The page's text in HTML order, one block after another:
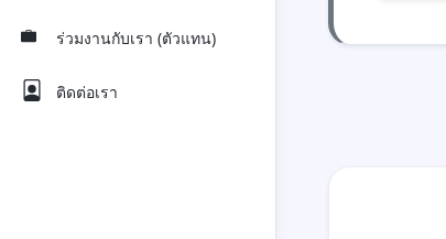
ร่วมงานกับเรา (ตัวแทน)
ติดต่อเรา